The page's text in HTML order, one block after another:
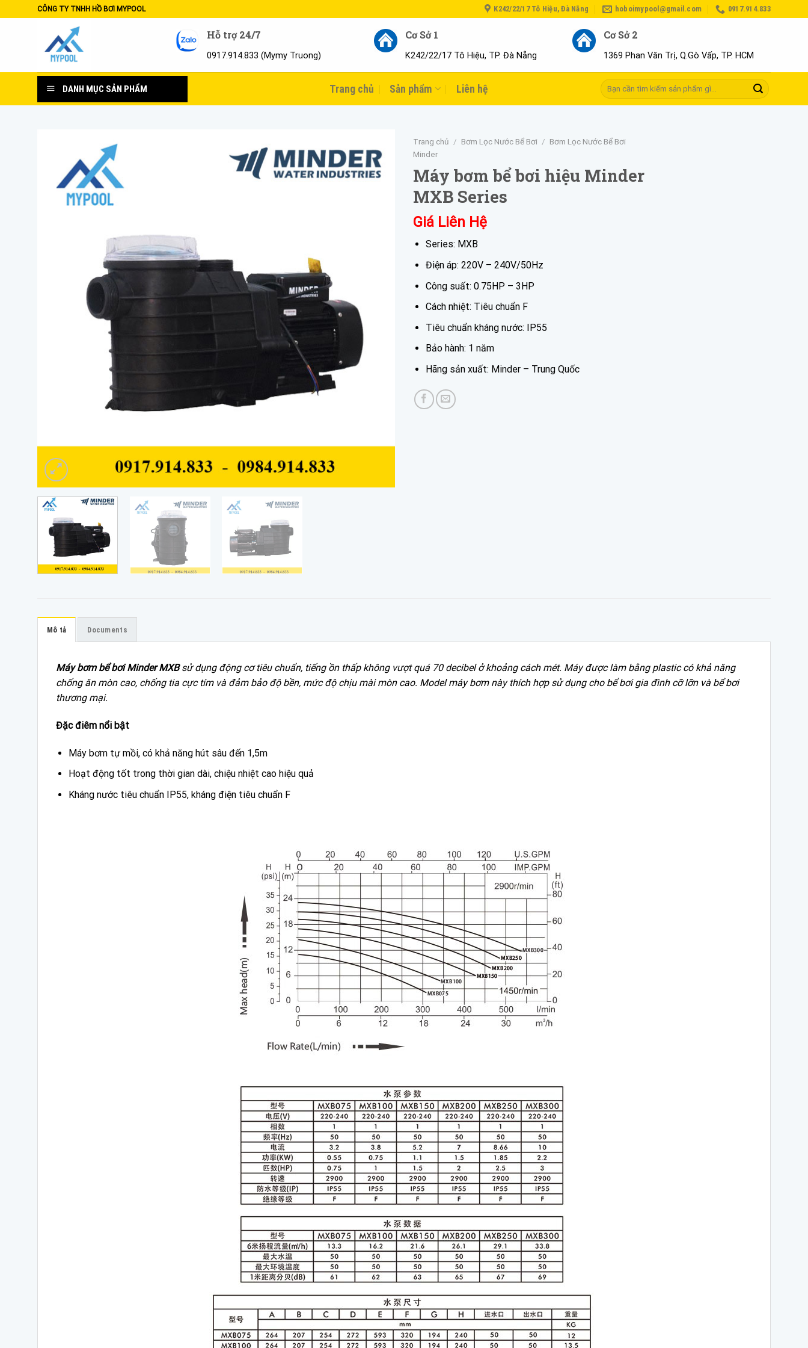
to
CÔNG TY TNHH HỒ BƠI MYPOOL K242/22/17 Tô Hiệu, Đà Nẵng hoboimypool@gmail.com 0917.914.833
Hỗ trợ 24/7
0917.914.833 (Mymy Truong)
Cơ Sở 1
K242/22/17 Tô Hiệu, TP. Đà Nẵng
Cơ Sở 2
1369 Phan Văn Trị, Q.Gò Vấp, TP. HCM
DANH MỤC SẢN PHẨM Trang chủ Sản phẩm Liên hệ
Tìm
kiếm:
Trang chủ / Bơm Lọc Nước Bể Bơi / Bơm Lọc Nước Bể Bơi
Minder
Máy bơm bể bơi hiệu Minder
MXB Series
Giá Liên Hệ
Series: MXB
Điện áp: 220V – 240V/50Hz
Công suất: 0.75HP – 3HP
Cách nhiệt: Tiêu chuẩn F
Tiêu chuẩn kháng nước: IP55
Bảo hành: 1 năm
Hãng sản xuất: Minder – Trung Quốc
Mô tả Documents
Máy bơm bể bơi Minder MXBsử dụng động cơ tiêu chuẩn, tiếng ồn thấp không vượt quá 70 decibel ở khoảng cách mét. Máy được làm bằng plastic có khả năng
chống ăn mòn cao, chống tia cực tím và đảm bảo độ bền, mức độ chịu mài mòn cao. Model máy bơm này thích hợp sử dụng cho bể bơi gia đình cỡ lỡn và bể bơi
thương mại.
Đặc điêm nổi bật
Máy bơm tự mồi, có khả năng hút sâu đến 1,5m
Hoạt động tốt trong thời gian dài, chiệu nhiệt cao hiệu quả
Kháng nước tiêu chuẩn IP55, kháng điện tiêu chuẩn F